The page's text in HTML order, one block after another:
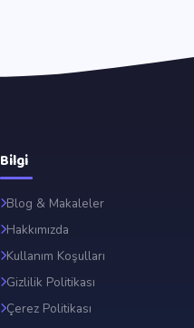
Bilgi
Blog & Makaleler
Hakkımızda
Kullanım Koşulları
Gizlilik Politikası
Çerez Politikası